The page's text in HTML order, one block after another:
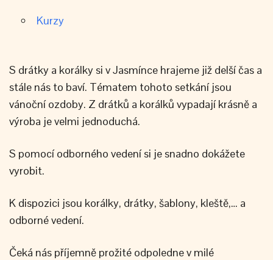
Kurzy
S drátky a korálky si v Jasmínce hrajeme již delší čas a
stále nás to baví. Tématem tohoto setkání jsou
vánoční ozdoby. Z drátků a korálků vypadají krásně a
výroba je velmi jednoduchá.
S pomocí odborného vedení si je snadno dokážete
vyrobit.
K dispozici jsou korálky, drátky, šablony, kleště,… a
odborné vedení.
Čeká nás příjemně prožité odpoledne v milé